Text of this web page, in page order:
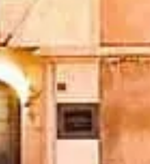
до постачальників квитків.